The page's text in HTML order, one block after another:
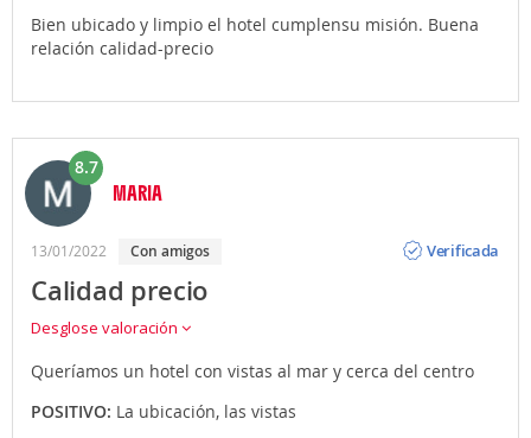
Bien ubicado y limpio el hotel cumplensu misión. Buena
relación calidad-precio
8.7
MARIA
13/01/2022 Con amigos
Verificada
Calidad precio
Desglose valoración
Queríamos un hotel con vistas al mar y cerca del centro
POSITIVO: La ubicación, las vistas